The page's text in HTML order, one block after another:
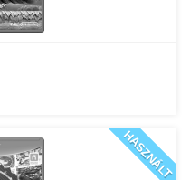
HASZNÁLT